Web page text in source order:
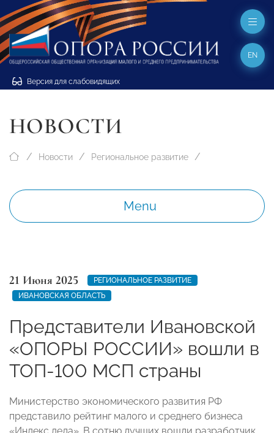
Версия для слабовидящих
EN
НОВОСТИ
Новости Региональное развитие
Menu
21 Июня 2025
РЕГИОНАЛЬНОЕ РАЗВИТИЕ
ИВАНОВСКАЯ ОБЛАСТЬ
Представители Ивановской
«ОПОРЫ РОССИИ» вошли в
ТОП-100 МСП страны
Министерство экономического развития РФ
представило рейтинг малого и среднего бизнеса